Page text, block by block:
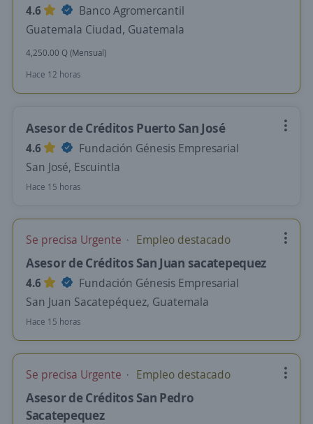
4.6
Banco Agromercantil
Guatemala Ciudad, Guatemala
4,250.00 Q (Mensual)
Hace 12 horas
Asesor de Créditos Puerto San José
4.6
Fundación Génesis Empresarial
San José, Escuintla
Hace 15 horas
Se precisa Urgente Empleo destacado
Asesor de Créditos San Juan sacatepequez
4.6
Fundación Génesis Empresarial
San Juan Sacatepéquez, Guatemala
Hace 15 horas
Se precisa Urgente Empleo destacado
Asesor de Créditos San Pedro
Sacatepequez